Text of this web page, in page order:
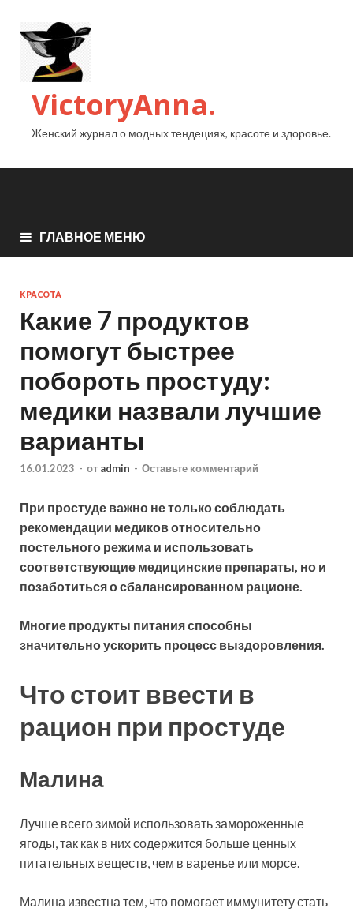
VictoryAnna.
Женский журнал о модных тендециях, красоте и здоровье.
ГЛАВНОЕ МЕНЮ
КРАСОТА
Какие 7 продуктов
помогут быстрее
побороть простуду:
медики назвали лучшие
варианты
16.01.2023 - от admin - Оставьте комментарий
При простуде важно не только соблюдать
рекомендации медиков относительно
постельного режима и использовать
соответствующие медицинские препараты, но и
позаботиться о сбалансированном рационе.
Многие продукты питания способны
значительно ускорить процесс выздоровления.
Что стоит ввести в
рацион при простуде
Малина
Лучше всего зимой использовать замороженные
ягоды, так как в них содержится больше ценных
питательных веществ, чем в варенье или морсе.
Малина известна тем, что помогает иммунитету стать